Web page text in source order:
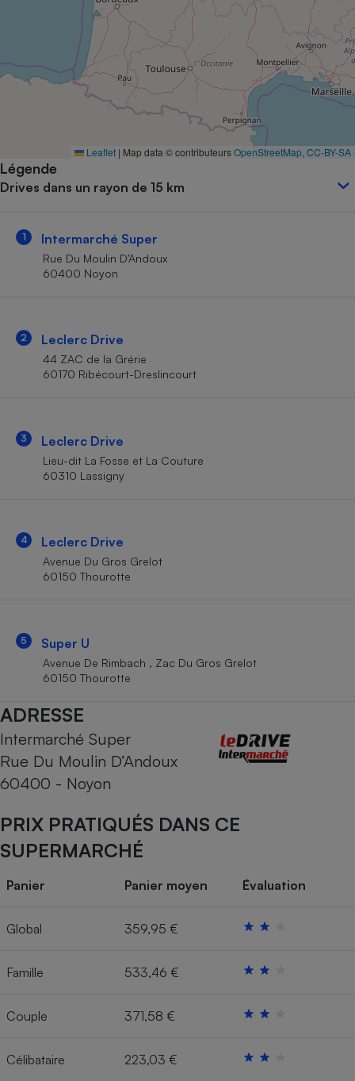
Leaflet | Map data © contributeursOpenStreetMap CC-BY-SA
Légende
Drives dans un rayon de 15 km
1 Intermarché Super
Rue Du Moulin D’Andoux
60400 Noyon
2 Leclerc Drive
44 ZAC de la Grérie
60170 Ribécourt-Dreslincourt
3 Leclerc Drive
Lieu-dit La Fosse et La Couture
60310 Lassigny
4 Leclerc Drive
Avenue Du Gros Grelot
60150 Thourotte
5 Super U
Avenue De Rimbach , Zac Du Gros Grelot
60150 Thourotte
ADRESSE
Intermarché Super
Rue Du Moulin D’Andoux
60400 - Noyon
PRIX PRATIQUÉS DANS CE
SUPERMARCHÉ
Panier Panier moyen Évaluation
Global 359,95 €
Famille 533,46 €
Couple 371,58 €
Célibataire 223,03 €
Complément
alimentaire
Assurance emprunteur
Banque
Petit électroménager -
Cafetière à expressos
Matelas
Mutuelle